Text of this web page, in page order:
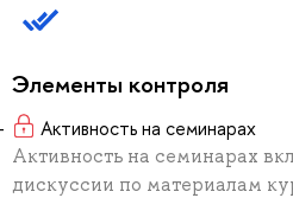
Элементы контроля
Активность на семинарах
Активность на семинарах
дискуссии по материалам